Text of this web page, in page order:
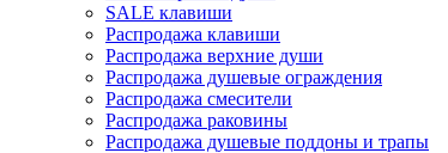
SALE клавиши
Распродажа клавиши
Распродажа верхние души
Распродажа душевые ограждения
Распродажа смесители
Распродажа раковины
Распродажа душевые поддоны и трапы